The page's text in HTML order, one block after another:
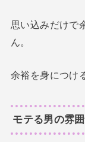
思い込みだけで
ん。
余裕を身につけ
モテる男の雰